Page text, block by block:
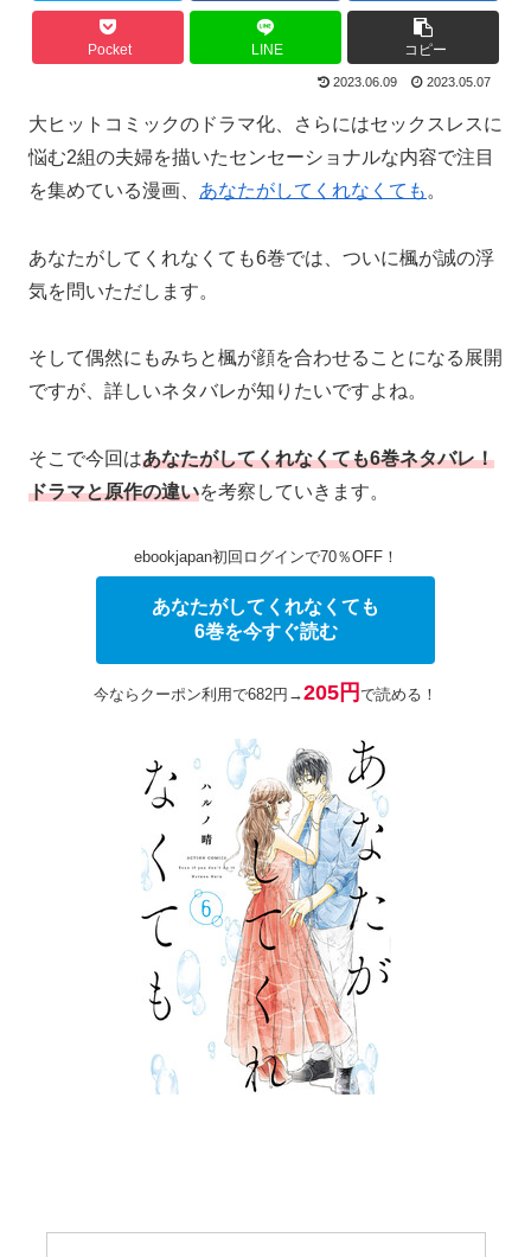
Pocket LINE コピー
2023.06.09 2023.05.07
大ヒットコミックのドラマ化、さらにはセックスレスに
悩む2組の夫婦を描いたセンセーショナルな内容で注目
を集めている漫画、 あなたがしてくれなくても 。
あなたがしてくれなくても6巻では、ついに楓が誠の浮
気を問いただします。
そして偶然にもみちと楓が顔を合わせることになる展開
ですが、詳しいネタバレが知りたいですよね。
そこで今回はあなたがしてくれなくても6巻ネタバレ！
ドラマと原作の違いを考察していきます。
ebookjapan初回ログインで70％OFF！
あなたがしてくれなくても
6巻を今すぐ読む
今ならクーポン利用で682円→205円 で読める！